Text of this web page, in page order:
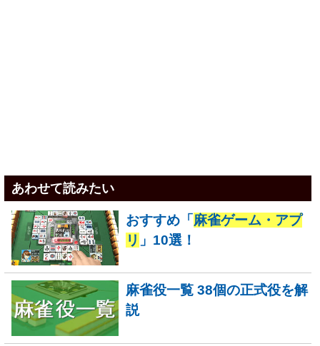
あわせて読みたい
おすすめ「麻雀ゲーム・アプ
リ 」10選！
麻雀役一覧 38個の正式役を解
説